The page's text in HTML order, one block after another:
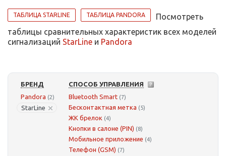
ТАБЛИЦА STARLINE ТАБЛИЦА PANDORA
Посмотреть
таблицы сравнительных характеристик всех моделей
сигнализаций StarLine и Pandora
БРЕНД
Pandora (2)
StarLine
СПОСОБ УПРАВЛЕНИЯ
Bluetooth Smart (7)
Бесконтактная метка (5)
ЖК брелок (4)
Кнопки в салоне (PIN) (8)
Мобильное приложение (4)
Телефон (GSM) (7)